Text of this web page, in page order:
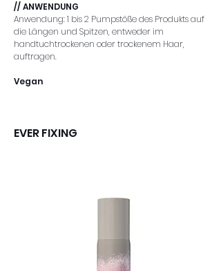
// ANWENDUNG
Anwendung: 1 bis 2 Pumpstöße des Produkts auf
die Längen und Spitzen, entweder im
handtuchtrockenen oder trockenem Haar,
auftragen.
Vegan
EVER FIXING